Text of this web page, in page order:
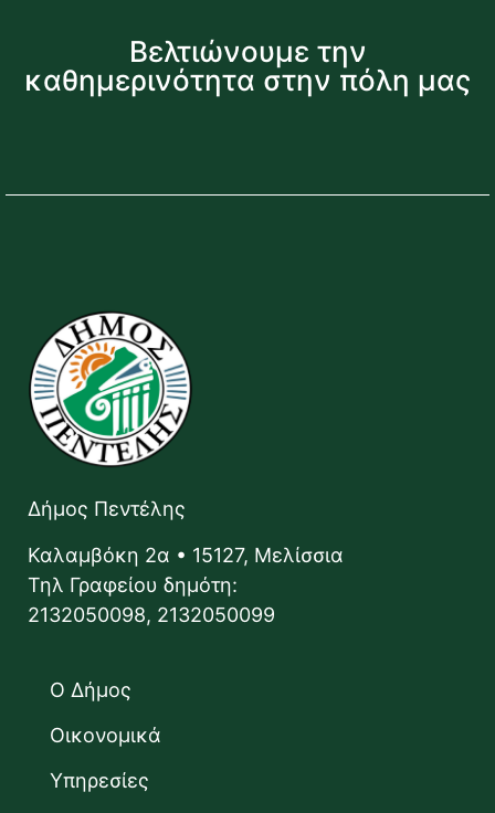
Βελτιώνουμε την
καθημερινότητα στην πόλη μας
Δήμος Πεντέλης
Καλαμβόκη 2α • 15127, Μελίσσια
Τηλ Γραφείου δημότη:
2132050098, 2132050099
Ο Δήμος
Οικονομικά
Υπηρεσίες